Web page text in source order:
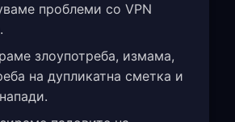
проблеми со VPN
злоупотреба, измама,
на дупликатна сметка и